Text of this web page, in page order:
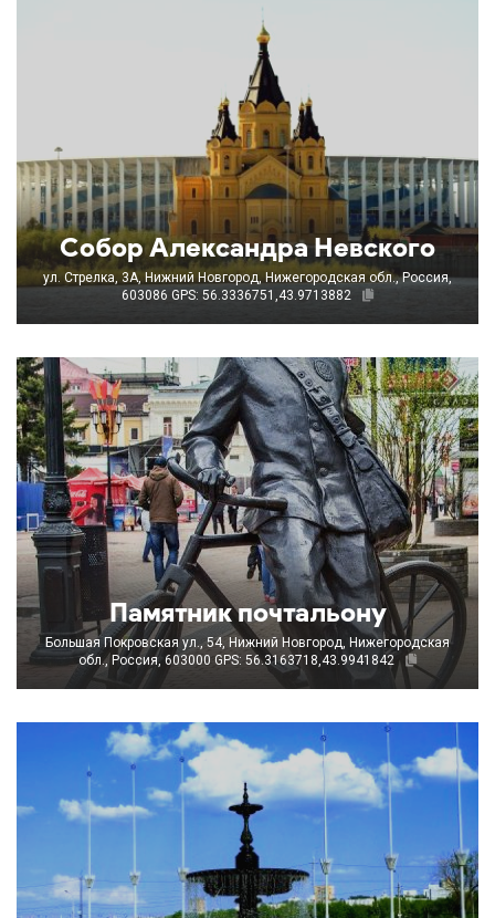
Собор Александра Невского
ул. Стрелка, 3А, Нижний Новгород, Нижегородская обл., Россия,
603086 GPS: 56.3336751,43.9713882
Памятник почтальону
Большая Покровская ул., 54, Нижний Новгород, Нижегородская
обл., Россия, 603000 GPS: 56.3163718,43.9941842